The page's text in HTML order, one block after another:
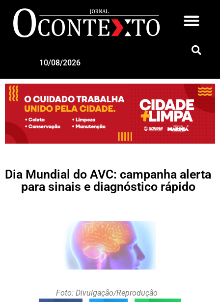
10/08/2026
Dia Mundial do AVC: campanha alerta
para sinais e diagnóstico rápido
Foto: Divulgação/Reprodução